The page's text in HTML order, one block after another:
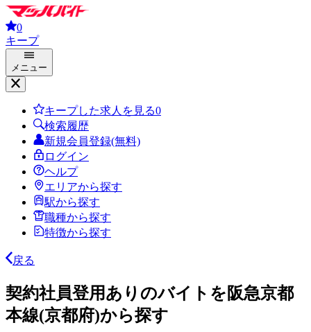
0
キープ
メニュー
キープした求人を見る0
検索履歴
新規会員登録(無料)
ログイン
ヘルプ
エリアから探す
駅から探す
職種から探す
特徴から探す
戻る
契約社員登用ありのバイトを阪急京都
本線(京都府)から探す